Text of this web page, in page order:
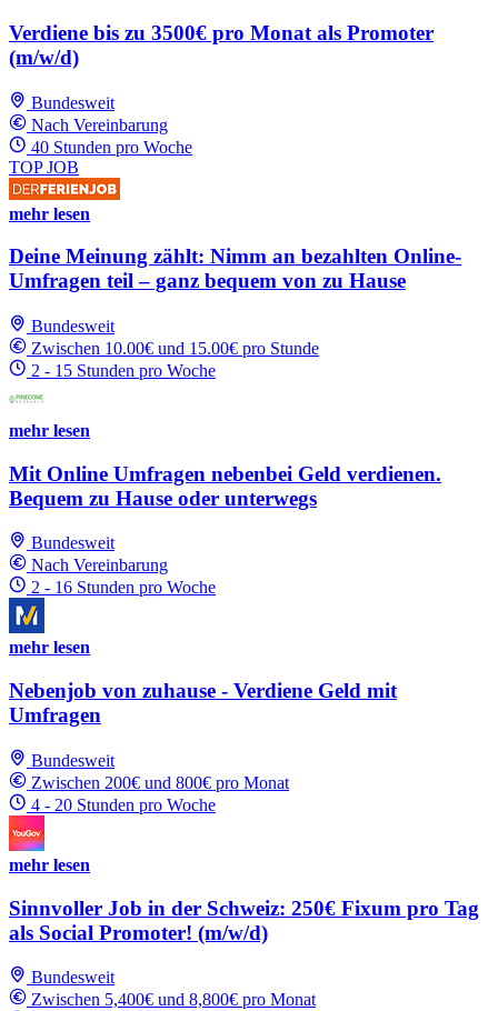
Verdiene bis zu 3500€ pro Monat als Promoter
(m/w/d)
Bundesweit
Nach Vereinbarung
40 Stunden pro Woche
TOP JOB
mehr lesen
Deine Meinung zählt: Nimm an bezahlten Online-
Umfragen teil – ganz bequem von zu Hause
Bundesweit
Zwischen 10.00€ und 15.00€ pro Stunde
2 - 15 Stunden pro Woche
mehr lesen
Mit Online Umfragen nebenbei Geld verdienen.
Bequem zu Hause oder unterwegs
Bundesweit
Nach Vereinbarung
2 - 16 Stunden pro Woche
mehr lesen
Nebenjob von zuhause - Verdiene Geld mit
Umfragen
Bundesweit
Zwischen 200€ und 800€ pro Monat
4 - 20 Stunden pro Woche
mehr lesen
Sinnvoller Job in der Schweiz: 250€ Fixum pro Tag
als Social Promoter! (m/w/d)
Bundesweit
Zwischen 5,400€ und 8,800€ pro Monat